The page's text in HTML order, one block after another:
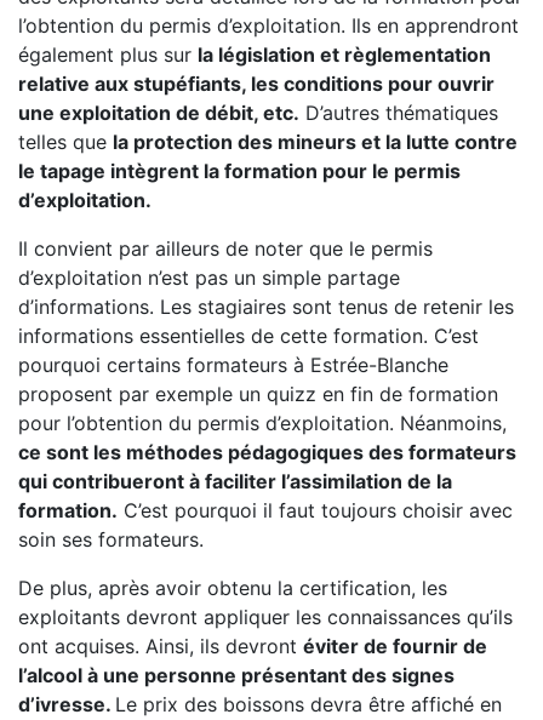
l’obtention du permis d’exploitation. Ils en apprendront
également plus sur la législation et règlementation
relative aux stupéfiants, les conditions pour ouvrir
une exploitation de débit, etc. D’autres thématiques
telles que la protection des mineurs et la lutte contre
le tapage intègrent la formation pour le permis
d’exploitation.
Il convient par ailleurs de noter que le permis
d’exploitation n’est pas un simple partage
d’informations. Les stagiaires sont tenus de retenir les
informations essentielles de cette formation. C’est
pourquoi certains formateurs à Estrée-Blanche
proposent par exemple un quizz en fin de formation
pour l’obtention du permis d’exploitation. Néanmoins,
ce sont les méthodes pédagogiques des formateurs
qui contribueront à faciliter l’assimilation de la
formation. C’est pourquoi il faut toujours choisir avec
soin ses formateurs.
De plus, après avoir obtenu la certification, les
exploitants devront appliquer les connaissances qu’ils
ont acquises. Ainsi, ils devront éviter de fournir de
l’alcool à une personne présentant des signes
d’ivresse. Le prix des boissons devra être affiché en